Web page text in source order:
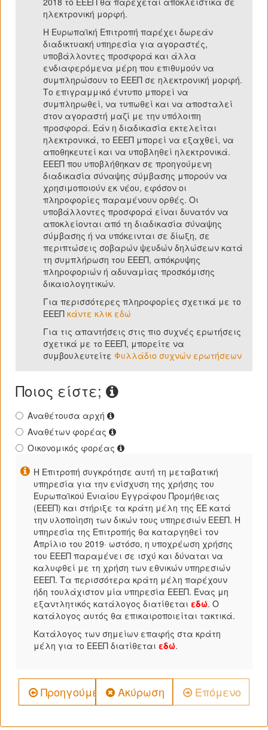
ηλεκτρονική μορφή.
Η Ευρωπαϊκή Επιτροπή παρέχει δωρεάν
διαδικτυακή υπηρεσία για αγοραστές,
υποβάλλοντες προσφορά και άλλα
ενδιαφερόμενα μέρη που επιθυμούν να
συμπληρώσουν το ΕΕΕΠ σε ηλεκτρονική μορφή.
Το επιγραμμικό έντυπο μπορεί να
συμπληρωθεί, να τυπωθεί και να αποσταλεί
στον αγοραστή μαζί με την υπόλοιπη
προσφορά. Εάν η διαδικασία εκτελείται
ηλεκτρονικά, το ΕΕΕΠ μπορεί να εξαχθεί, να
αποθηκευτεί και να υποβληθεί ηλεκτρονικά.
ΕΕΕΠ που υποβλήθηκαν σε προηγούμενη
διαδικασία σύναψης σύμβασης μπορούν να
χρησιμοποιούν εκ νέου, εφόσον οι
πληροφορίες παραμένουν ορθές. Οι
υποβάλλοντες προσφορά είναι δυνατόν να
αποκλείονται από τη διαδικασία σύναψης
σύμβασης ή να υπόκεινται σε δίωξη, σε
περιπτώσεις σοβαρών ψευδών δηλώσεων κατά
τη συμπλήρωση του ΕΕΕΠ, απόκρυψης
πληροφοριών ή αδυναμίας προσκόμισης
δικαιολογητικών.
Για περισσότερες πληροφορίες σχετικά με το
ΕΕΕΠ κάντε κλικ εδώ
Για τις απαντήσεις στις πιο συχνές ερωτήσεις
σχετικά με το ΕΕΕΠ, μπορείτε να
συμβουλευτείτε Φυλλάδιο συχνών ερωτήσεων
Ποιος είστε;
Αναθέτουσα αρχή
Αναθέτων φορέας
Οικονομικός φορέας
Η Επιτροπή συγκρότησε αυτή τη μεταβατική
υπηρεσία για την ενίσχυση της χρήσης του
Ευρωπαϊκού Ενιαίου Εγγράφου Προμήθειας
(ΕΕΕΠ) και στήριξε τα κράτη μέλη της ΕΕ κατά
την υλοποίηση των δικών τους υπηρεσιών ΕΕΕΠ. Η
υπηρεσία της Επιτροπής θα καταργηθεί τον
Απρίλιο του 2019· ωστόσο, η υποχρέωση χρήσης
του ΕΕΕΠ παραμένει σε ισχύ και δύναται να
καλυφθεί με τη χρήση των εθνικών υπηρεσιών
ΕΕΕΠ. Τα περισσότερα κράτη μέλη παρέχουν
ήδη τουλάχιστον μία υπηρεσία ΕΕΕΠ. Ένας μη
εξαντλητικός κατάλογος διατίθεται εδώ. Ο
κατάλογος αυτός θα επικαιροποιείται τακτικά.
Κατάλογος των σημείων επαφής στα κράτη
μέλη για το ΕΕΕΠ διατίθεται εδώ.
Προηγούμενο Ακύρωση Επόμενο